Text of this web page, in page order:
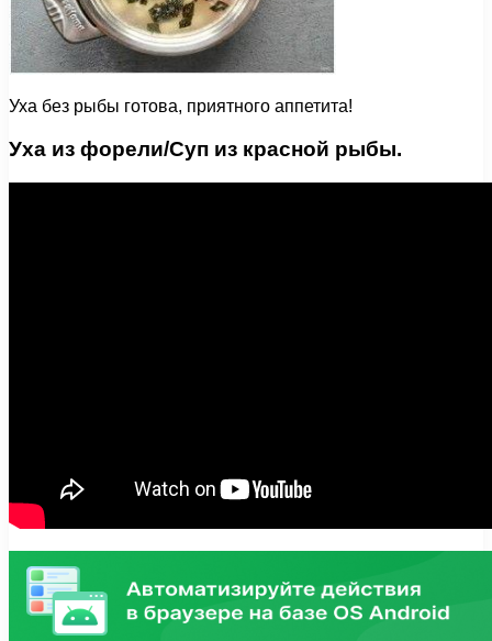
Уха без рыбы готова, приятного аппетита!
Уха из форели/Суп из красной рыбы.